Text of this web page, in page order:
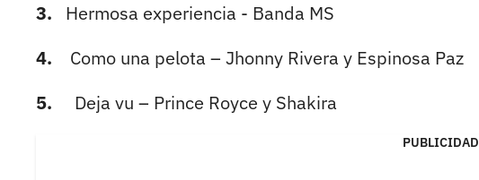
3. Hermosa experiencia - Banda MS
4. Como una pelota – Jhonny Rivera y Espinosa Paz
5. Deja vu – Prince Royce y Shakira
PUBLICIDAD